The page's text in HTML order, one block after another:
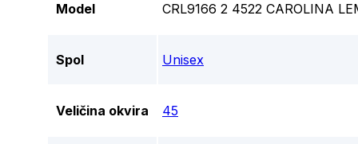
Model CRL9166 2 4522 CAROLINA
Spol Unisex
Veličina okvira 45